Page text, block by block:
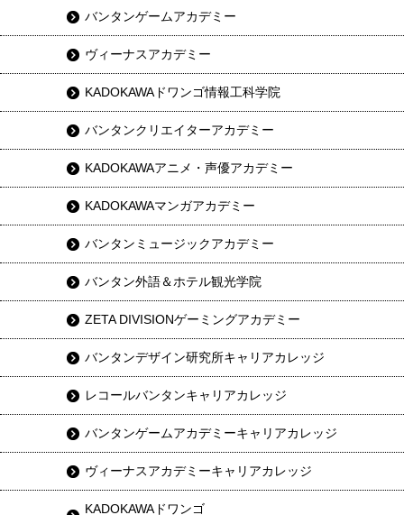
バンタンゲームアカデミー
ヴィーナスアカデミー
KADOKAWAドワンゴ情報工科学院
バンタンクリエイターアカデミー
KADOKAWAアニメ・声優アカデミー
KADOKAWAマンガアカデミー
バンタンミュージックアカデミー
バンタン外語＆ホテル観光学院
ZETA DIVISIONゲーミングアカデミー
バンタンデザイン研究所キャリアカレッジ
レコールバンタンキャリアカレッジ
バンタンゲームアカデミーキャリアカレッジ
ヴィーナスアカデミーキャリアカレッジ
KADOKAWAドワンゴ